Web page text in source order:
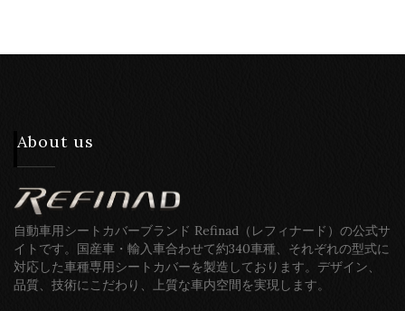
About us
自動車用シートカバーブランド Refinad（レフィナード）の公式サ
イトです。国産車・輸入車合わせて約340車種、それぞれの型式に
対応した車種専用シートカバーを製造しております。デザイン、
品質、技術にこだわり、上質な車内空間を実現します。